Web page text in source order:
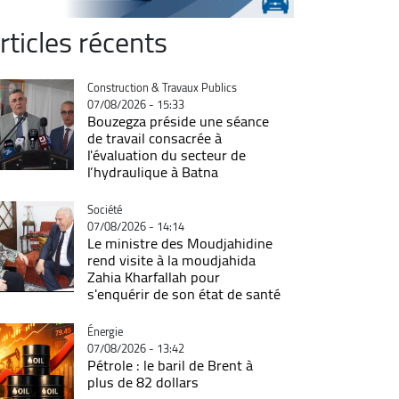
récents
Catégorie
Construction & Travaux Publics
07/08/2026 - 15:33
Bouzegza préside une séance
de travail consacrée à
l'évaluation du secteur de
l’hydraulique à Batna
Catégorie
Société
07/08/2026 - 14:14
Le ministre des Moudjahidine
rend visite à la moudjahida
Zahia Kharfallah pour
s'enquérir de son état de santé
Catégorie
Énergie
07/08/2026 - 13:42
Pétrole : le baril de Brent à
plus de 82 dollars